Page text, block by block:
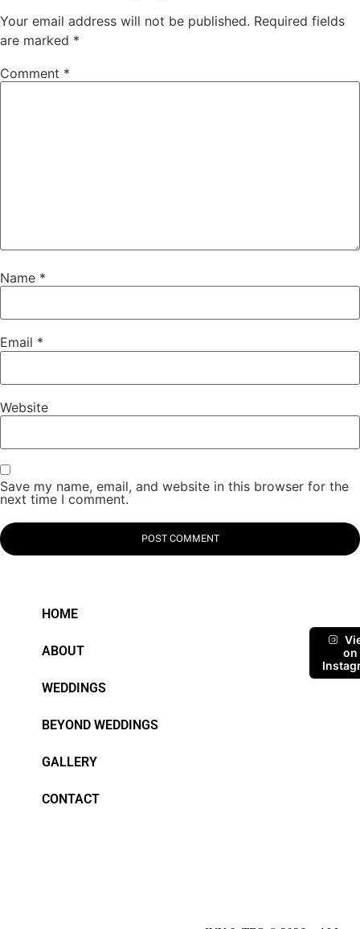
Your email address will not be published. Required fields
are marked *
Comment *
Name *
Email *
Website
Save my name, email, and website in this browser for the
next time I comment.
HOME
ABOUT
WEDDINGS
BEYOND WEDDINGS
GALLERY
CONTACT
on